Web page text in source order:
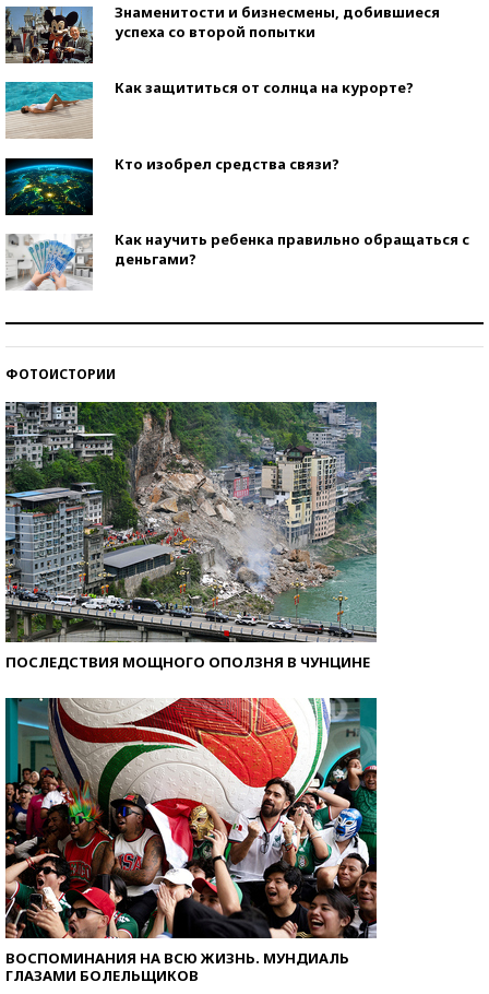
Знаменитости и бизнесмены, добившиеся
успеха со второй попытки
Как защититься от солнца на курорте?
Кто изобрел средства связи?
Как научить ребенка правильно обращаться с
деньгами?
ФОТОИСТОРИИ
ПОСЛЕДСТВИЯ МОЩНОГО ОПОЛЗНЯ В ЧУНЦИНЕ
ВОСПОМИНАНИЯ НА ВСЮ ЖИЗНЬ. МУНДИАЛЬ
ГЛАЗАМИ БОЛЕЛЬЩИКОВ